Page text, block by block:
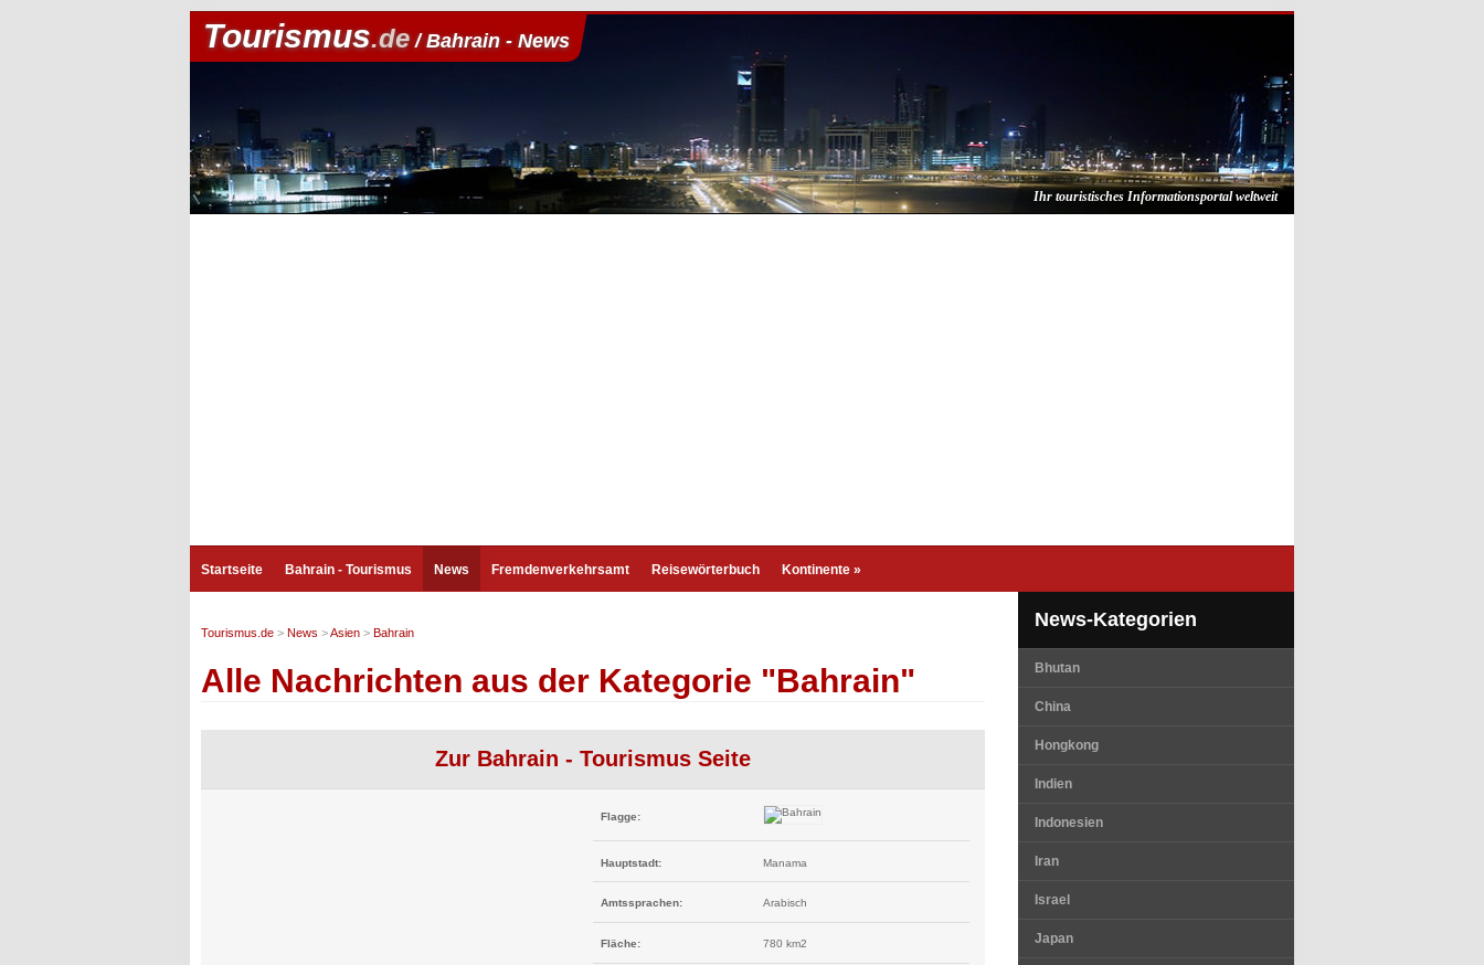
Tourismus.de/ Bahrain - News
Ihr touristisches Informationsportal weltweit
Startseite Bahrain - Tourismus News Fremdenverkehrsamt Reisewörterbuch Kontinente »
Tourismus.de > News >Asien > Bahrain
Alle Nachrichten aus der Kategorie "Bahrain"
Zur Bahrain - Tourismus Seite
Flagge:
Hauptstadt: Manama
Amtssprachen: Arabisch
Fläche: 780 km2
News-Kategorien
Bhutan
China
Hongkong
Indien
Indonesien
Iran
Israel
Japan